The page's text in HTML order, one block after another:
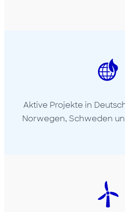
Aktive Projekte in
Norwegen, Schweden